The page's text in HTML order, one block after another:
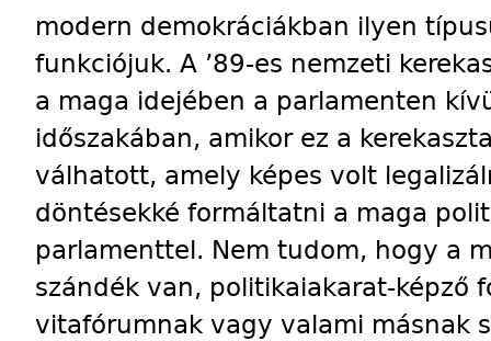
modern demokráciákban ilyen
funkciójuk. A ’89-es nemzeti
a maga idejében a parlamenten
időszakában, amikor ez a
válhatott, amely képes volt
döntésekké formáltatni a maga
parlamenttel. Nem tudom, hogy a
szándék van, politikaiakarat-képző
vitafórumnak vagy valami másnak